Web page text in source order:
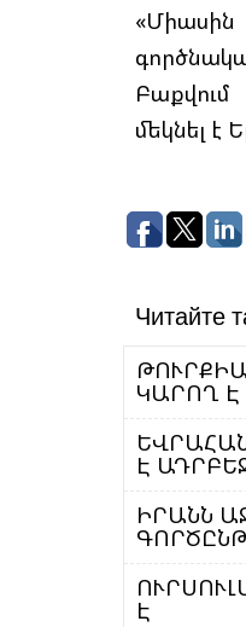
մեկնել է
Читайте
ԿԱՐՈՂ Է
Է
ԻՐԱՆՆ
Է